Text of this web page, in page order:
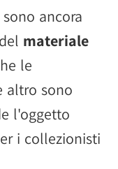
ancora
materiale
le
altro sono
l'oggetto
i collezionisti